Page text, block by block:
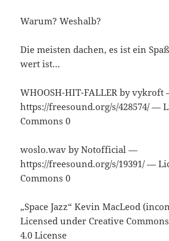
Warum? Weshalb?
Die meisten dachen, es ist ein
wert ist…
WHOOSH-HIT-FALLER by vykroft
https://freesound.org/s/428574/ —
Commons 0
woslo.wav by Notofficial —
https://freesound.org/s/19391/ —
Commons 0
„Space Jazz“ Kevin MacLeod
Licensed under Creative
4.0 License